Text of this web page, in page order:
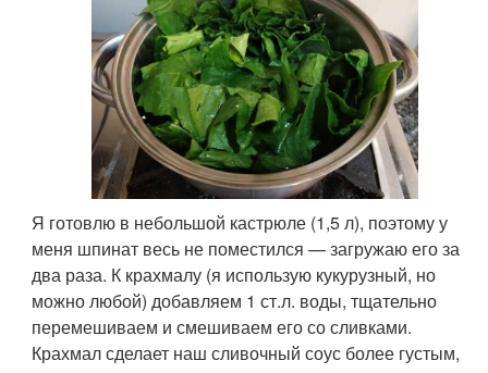
Я готовлю в небольшой кастрюле (1,5 л), поэтому у
меня шпинат весь не поместился — загружаю его за
два раза. К крахмалу (я использую кукурузный, но
можно любой) добавляем 1 ст.л. воды, тщательно
перемешиваем и смешиваем его со сливками.
Крахмал сделает наш сливочный соус более густым,